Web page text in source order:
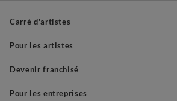
Carré d'artistes
Pour les artistes
Devenir franchisé
Pour les entreprises